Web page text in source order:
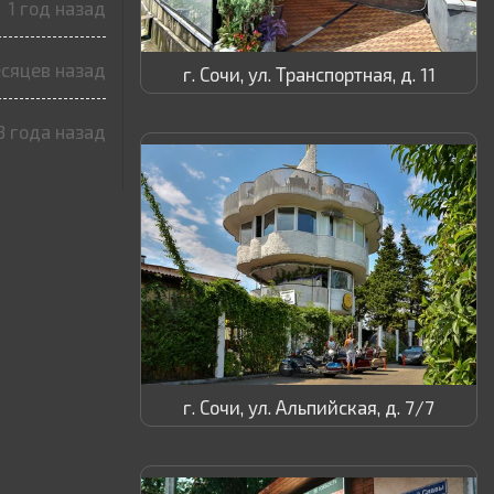
1 год назад
назад
года назад
г. Сочи, ул. Транспортная, д. 11
г. Сочи, ул. Альпийская, д. 7/7